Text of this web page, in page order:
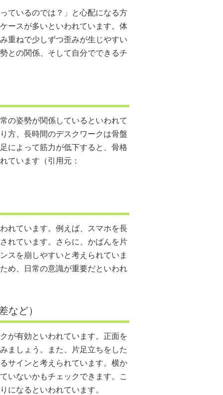
ているのでは？」と心配になる方
ースが多いといわれています。体
重ねで少しずつ歪みが生じやすい
との関係、そして自分でできるチ
の姿勢が関係しているといわれて
方、長時間のデスクワークは骨盤
によって筋力が低下すると、骨格
ています（引用元：
れています。例えば、スマホを長
れています。さらに、かばんを片
スを崩しやすいと考えられていま
め、日常の意識が重要だといわれ
など）
が有効といわれています。正面を
ましょう。また、片足立ちをした
サインと考えられています。横か
いないかもチェックできます。こ
になるといわれています。